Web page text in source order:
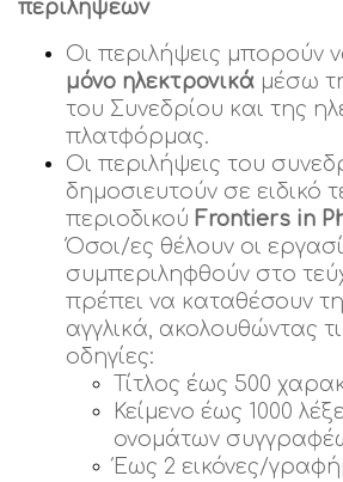
περιλήψεων
Οι περιλήψεις μπορούν
μόνο ηλεκτρονικά μέσω
του Συνεδρίου και της
πλατφόρμας.
Οι περιλήψεις του
δημοσιευτούν σε ειδικό
περιοδικού Frontiers in
Όσοι/ες θέλουν οι
συμπεριληφθούν στο
πρέπει να καταθέσουν
αγγλικά, ακολουθώντας
οδηγίες:
Τίτλος έως 500
Κείμενο έως 1000
ονομάτων
Έως 2 εικόνες/